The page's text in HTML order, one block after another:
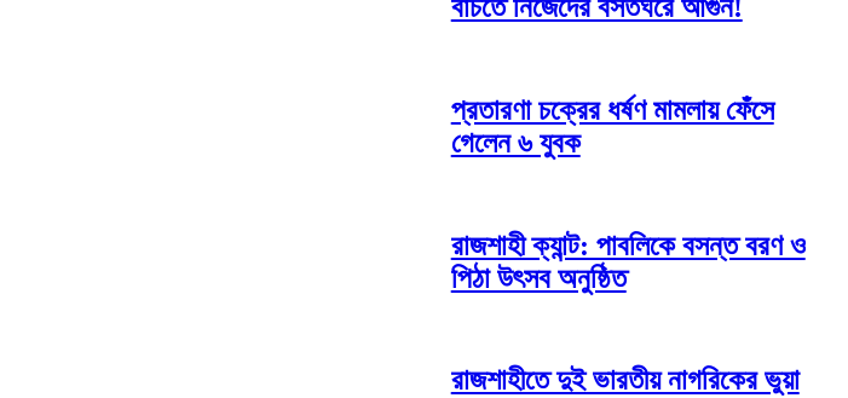
বাঁচতে নিজেদের বসতঘরে আগুন!
প্রতারণা চক্রের ধর্ষণ মামলায় ফেঁসে
গেলেন ৬ যুবক
রাজশাহী ক্যান্ট: পাবলিকে বসন্ত বরণ ও
পিঠা উৎসব অনুষ্ঠিত
রাজশাহীতে দুই ভারতীয় নাগরিকের ভুয়া